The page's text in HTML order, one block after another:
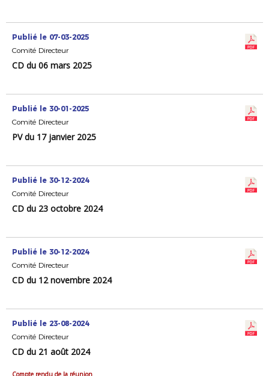
Publié le 07-03-2025
Comité Directeur
CD du 06 mars 2025
Publié le 30-01-2025
Comité Directeur
PV du 17 janvier 2025
Publié le 30-12-2024
Comité Directeur
CD du 23 octobre 2024
Publié le 30-12-2024
Comité Directeur
CD du 12 novembre 2024
Publié le 23-08-2024
Comité Directeur
CD du 21 août 2024
Compte rendu de la réunion